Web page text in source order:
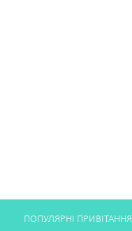
ПОПУЛЯРНІ ПРИВІТАННЯ